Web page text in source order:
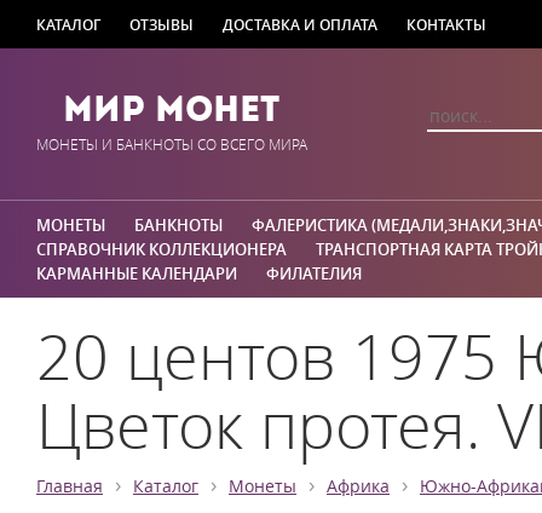
КАТАЛОГ ОТЗЫВЫ ДОСТАВКА И ОПЛАТА КОНТАКТЫ
Мир Монет
МОНЕТЫ И БАНКНОТЫ СО ВСЕГО МИРА
МОНЕТЫ БАНКНОТЫ
ФАЛЕРИСТИКА
СПРАВОЧНИК КОЛЛЕКЦИОНЕРА
ТРАНСПОРТНАЯ КАРТА
КАРМАННЫЕ КАЛЕНДАРИ
ФИЛАТЕЛИЯ
20 центов
Цветок протея.
Главная › Каталог › Монеты › Африка › Южно-